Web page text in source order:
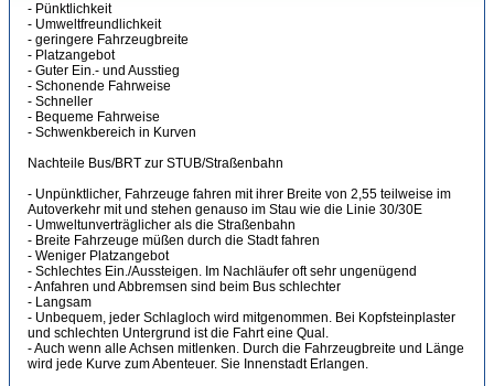
- Pünktlichkeit
- Umweltfreundlichkeit
- geringere Fahrzeugbreite
- Platzangebot
- Guter Ein.- und Ausstieg
- Schonende Fahrweise
- Schneller
- Bequeme Fahrweise
- Schwenkbereich in Kurven
Nachteile Bus/BRT zur STUB/Straßenbahn
- Unpünktlicher, Fahrzeuge fahren mit ihrer Breite von 2,55 teilweise im
Autoverkehr mit und stehen genauso im Stau wie die Linie 30/30E
- Umweltunverträglicher als die Straßenbahn
- Breite Fahrzeuge müßen durch die Stadt fahren
- Weniger Platzangebot
- Schlechtes Ein./Aussteigen. Im Nachläufer oft sehr ungenügend
- Anfahren und Abbremsen sind beim Bus schlechter
- Langsam
- Unbequem, jeder Schlagloch wird mitgenommen. Bei Kopfsteinplaster
und schlechten Untergrund ist die Fahrt eine Qual.
- Auch wenn alle Achsen mitlenken. Durch die Fahrzeugbreite und Länge
wird jede Kurve zum Abenteuer. Sie Innenstadt Erlangen.